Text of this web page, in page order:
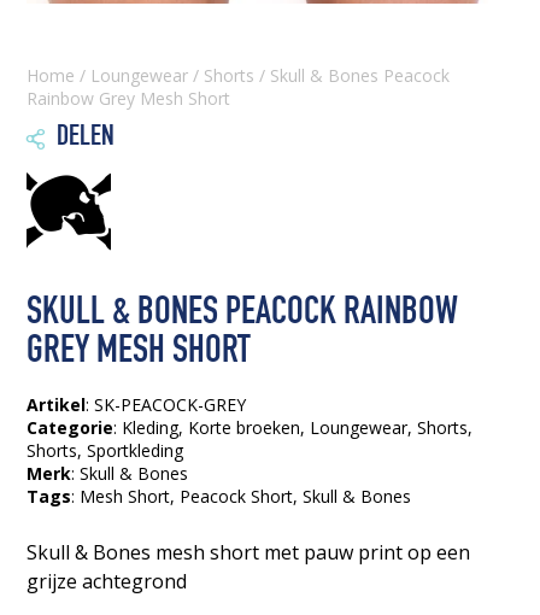
Home / Loungewear / Shorts / Skull & Bones Peacock
Rainbow Grey Mesh Short
 DELEN
SKULL & BONES PEACOCK RAINBOW
GREY MESH SHORT
Artikel: SK-PEACOCK-GREY
Categorie: Kleding, Korte broeken, Loungewear,Shorts,
Shorts,Sportkleding
Merk: Skull & Bones
Tags: Mesh Short, Peacock Short, Skull & Bones
Skull & Bones mesh short met pauw print op een
grijze achtegrond